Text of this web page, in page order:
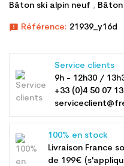
Bâton ski alpin neuf ,
announcement Référence: 21939_y16d
Service clients
9h - 12h30 /
+33 (0)4 50 07
100% en stock
Livraison France
de 199€